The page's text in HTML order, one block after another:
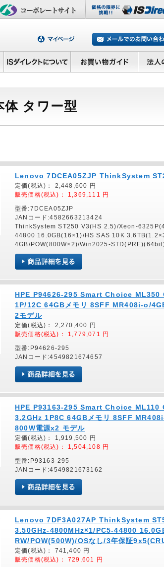
体 タワー型
Lenovo 7DCEA05ZJP ThinkSystem
定価(税込)： 2,448,600 円
販売価格(税込)： 1,369,111 円
型番:7DCEA05ZJP
JANコード:4582663213424
ThinkSystem ST250 V3(HS 2.5)/Xeon-
44800 16.0GB(16×1)/HS SAS 10K
4GB/POW(800W×2)/Win2025-
HPE P94626-295 Smart Choice ML350
1P/12C 64GBメモリ 8SFF MR408i-o/
2モデル
定価(税込)： 2,270,400 円
販売価格(税込)： 1,779,071 円
型番:P94626-295
JANコード:4549821674657
HPE P93163-295 Smart Choice
3.2GHz 1P8C 64GBメモリ 8SFF
800W電源x2 モデル
定価(税込)： 1,919,500 円
販売価格(税込)： 1,504,108 円
型番:P93163-295
JANコード:4549821673162
Lenovo 7DF3A027AP ThinkSystem
3.50GHz-4800MHz×1/PC5-44800
RW/POW(500W)/OSなし/3年保証
定価(税込)： 741,400 円
販売価格(税込)： 729,601
円